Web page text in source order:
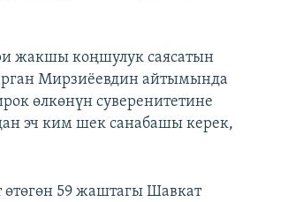
жакшы коңшулук саясатын
Мирзиёевдин айтымында
өлкөнүн суверенитетине
эч ким шек санабашы керек,
59 жаштагы Шавкат